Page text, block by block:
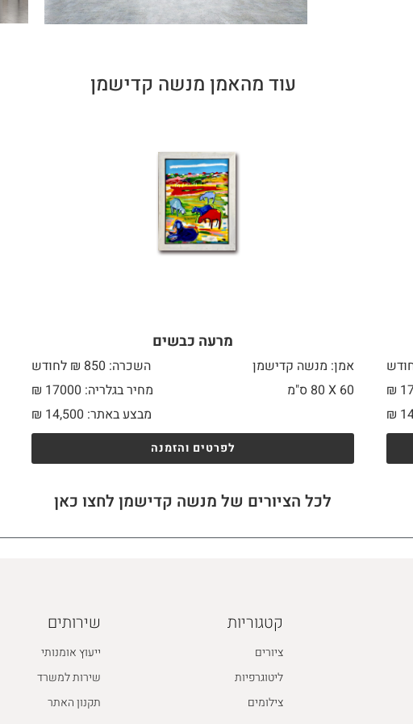
עוד מהאמן מנשה קדישמן
₪
מרעה כבשים
אמן: מנשה קדישמן
השכרה: 850 ₪ לחודש
60 X
מחיר בגלריה: 17000 ₪
מבצע באתר:
₪ 14,500
לפרטים והזמנה
לכל הציורים של מנשה קדישמן לחצו כאן
קטגוריות
ציורים
ליטוגרפיות
צילומים
שירותים
ייעוץ אומנותי
שירות למשרד
תקנון האתר